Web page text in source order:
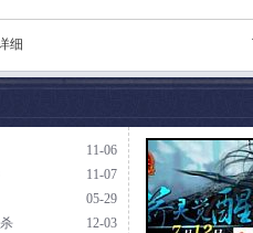
细
11-06
11-07
05-29
12-03